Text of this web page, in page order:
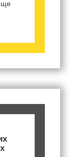
ще